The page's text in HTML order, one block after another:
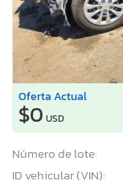
Oferta Actual
$0 USD
Número de lote:
ID vehicular (VIN):